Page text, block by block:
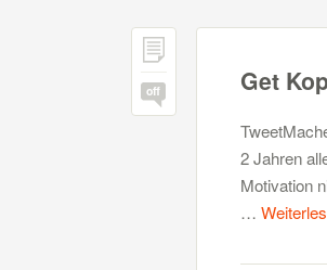
off Get
2 Jahren
Motivation
…